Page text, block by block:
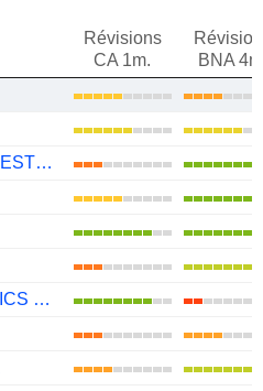
Révisions
CA 1m.
BNA
MOBILE WORLD INVESTMENT CORPORATION
UNITED ELECTRONICS COMPANY